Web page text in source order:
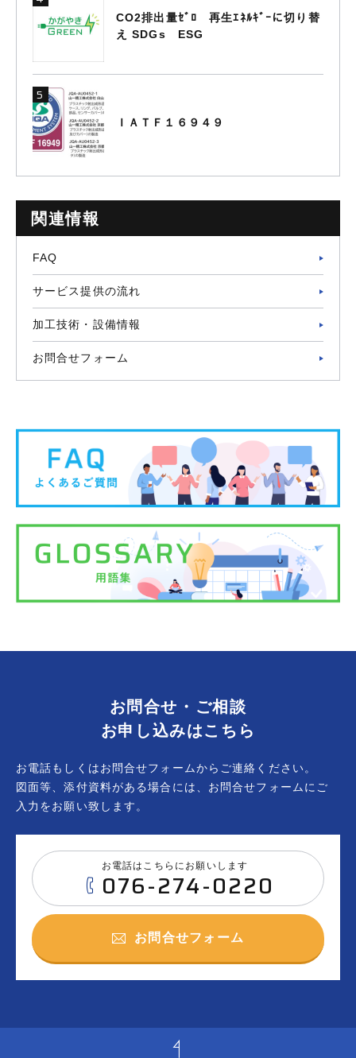
CO2排出量ｾﾞﾛ 再生ｴﾈﾙｷﾞｰに切り替
え SDGs ESG
ＩＡＴＦ１６９４９
関連情報
FAQ
サービス提供の流れ
加工技術・設備情報
お問合せフォーム
お問合せ・ご相談
お申し込みはこちら
お電話もしくはお問合せフォームからご連絡ください。
図面等、添付資料がある場合には、お問合せフォームにご
入力をお願い致します。
お電話はこちらにお願いします
076-274-0220
お問合せフォーム